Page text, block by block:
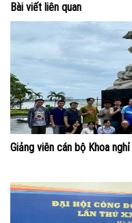
Bài viết liên quan
Giảng viên cán bộ Khoa